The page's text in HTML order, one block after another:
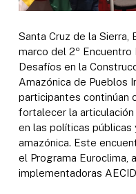
Santa Cruz de la Sierra,
marco del 2º
Desafíos en la
Amazónica de Pueblos
participantes continúan
fortalecer la
en las políticas públicas
amazónica. Este
el Programa Euroclima,
implementadoras